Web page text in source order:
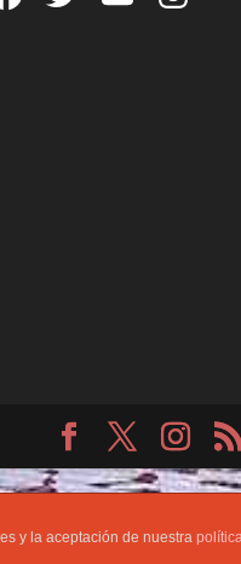
y la aceptación de nuestra